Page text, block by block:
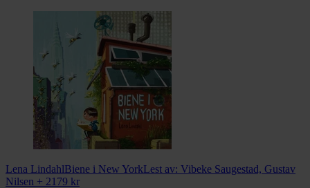
Lena LindahlBiene i New YorkLest av: Vibeke Saugestad, Gustav
Nilsen + 2179 kr